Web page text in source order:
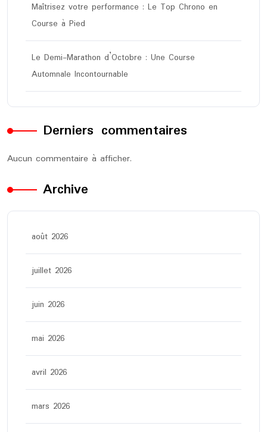
Maîtrisez votre performance : Le Top Chrono en
Course à Pied
Le Demi-Marathon d’Octobre : Une Course
Automnale Incontournable
Derniers commentaires
Aucun commentaire à afficher.
Archive
août 2026
juillet 2026
juin 2026
mai 2026
avril 2026
mars 2026